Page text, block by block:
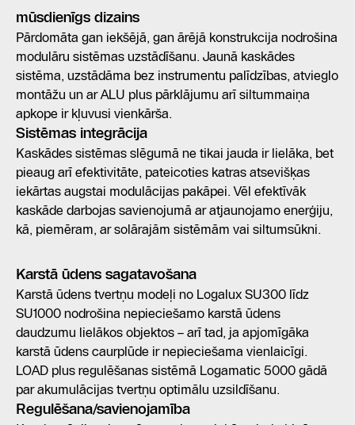
mūsdienīgs dizains
Pārdomāta gan iekšējā, gan ārējā konstrukcija nodrošina
modulāru sistēmas uzstādīšanu. Jaunā kaskādes
sistēma, uzstādāma bez instrumentu palīdzības, atvieglo
montāžu un ar ALU plus pārklājumu arī siltummaiņa
apkope ir kļuvusi vienkārša.
Sistēmas integrācija
Kaskādes sistēmas slēgumā ne tikai jauda ir lielāka, bet
pieaug arī efektivitāte, pateicoties katras atsevišķas
iekārtas augstai modulācijas pakāpei. Vēl efektīvāk
kaskāde darbojas savienojumā ar atjaunojamo enerģiju,
kā, piemēram, ar solārajām sistēmām vai siltumsūkni.
Karstā ūdens sagatavošana
Karstā ūdens tvertņu modeļi no Logalux SU300 līdz
SU1000 nodrošina nepieciešamo karstā ūdens
daudzumu lielākos objektos – arī tad, ja apjomīgāka
karstā ūdens caurplūde ir nepieciešama vienlaicīgi.
LOAD plus regulēšanas sistēmā Logamatic 5000 gādā
par akumulācijas tvertņu optimālu uzsildīšanu.
Regulēšana/savienojamība